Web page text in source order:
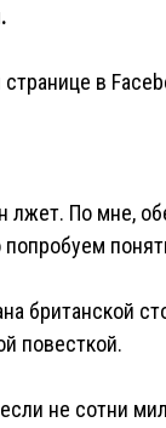
в
лжет. По мне,
британской
повесткой.
не сотни